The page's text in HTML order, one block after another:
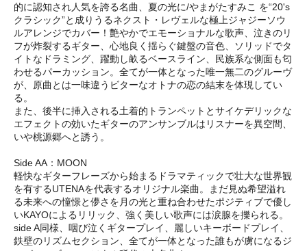
的に認知され人気を誇る名曲、夏の光に/やまがたすみこ を“20's
クラシック”と成りうるネクスト・レヴェルな極上ジャジーソウ
ルアレンジでカバー！艶やかでエモーショナルな歌声、泣きのリ
フが炸裂するギター、心地良く揺らぐ鍵盤の音色、ソリッドでタ
イトなドラミング、躍動し畝るベースライン、民族系な側面も匂
わせるパーカッション。全てが一体となった唯一無二のグルーヴ
が、原曲とは一味違うビターなオトナの恋の結末を体現してい
る。
また、後半に挿入される土着的トランペットとサイケデリックな
エフェクトの効いたギターのアンサンブルはリスナーを異空間、
いや桃源郷へと誘う。
Side AA：MOON
軽快なギターフレーズから始まるドラマティックで壮大な世界観
を有するUTENAを代表するオリジナル楽曲。まだ見ぬ希望溢れ
る未来への憧憬と儚さを月の光と重ね合わせたポジティブで優し
いKAYOによるリリック、強く美しい歌声には涙腺を擽られる。
side A同様、咽び泣くギタープレイ、麗しいキーボードプレイ、
鉄壁のリズムセクション、全てが一体となった誰もが虜になるジ